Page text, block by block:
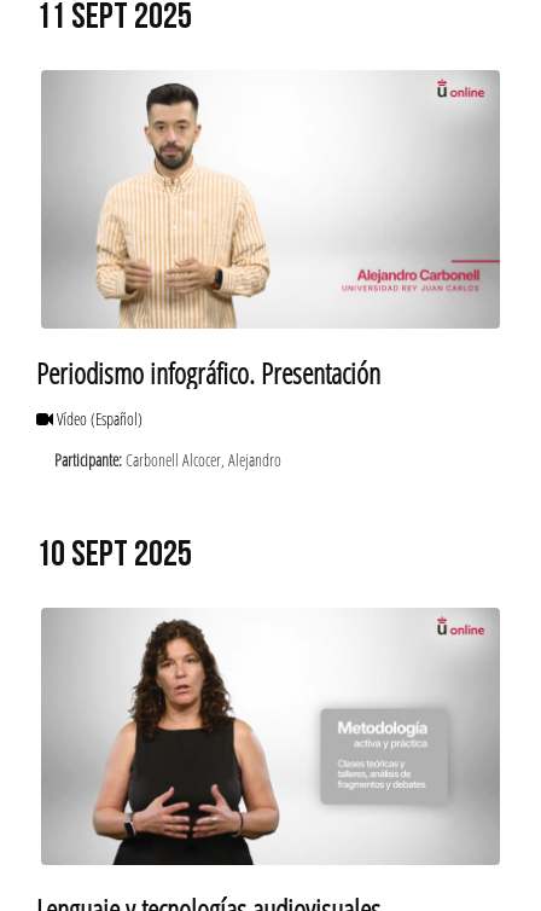
11 SEPT 2025
Periodismo infográfico. Presentación
Vídeo(Español)
Participante:Carbonell Alcocer, Alejandro
10 SEPT 2025